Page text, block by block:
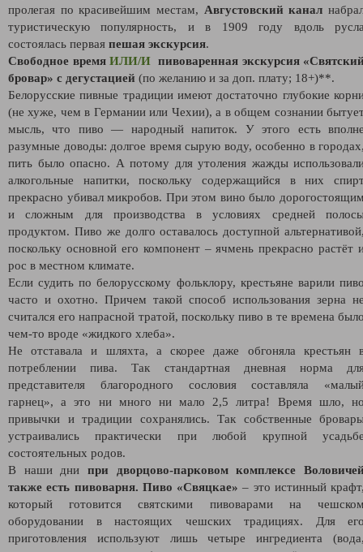
пролегая по красивейшим местам, Августовский канал
туристическую популярность, и в 1909 году вдоль
состоялась первая пешая экскурсия.
Свободное время ИЛИ/И пивоваренная экскурсия
бровар» с дегустацией (по желанию и за доп. плату; 18+)**.
Белорусские пивные традиции имеют достаточно глубокие
(не хуже, чем в Германии или Чехии), а в общем сознании
мысль, что пиво — народный напиток. У этого есть
разумные доводы: долгое время сырую воду, особенно в
пить было опасно. А потому для утоления жажды
алкогольные напитки, поскольку содержащийся в них
прекрасно убивал микробов. При этом вино было
и сложным для производства в условиях средней
продуктом. Пиво же долго оставалось доступной
поскольку основной его компонент – ячмень прекрасно растёт
рос в местном климате.
Если судить по белорусскому фольклору, крестьяне варили
часто и охотно. Причем такой способ использования зерна
считался его напрасной тратой, поскольку пиво в те времена
чем-то вроде «жидкого хлеба».
Не отставала и шляхта, а скорее даже обгоняла крестьян
потреблении пива. Так стандартная дневная норма
представителя благородного сословия составляла
гарнец», а это ни много ни мало 2,5 литра! Время шло,
привычки и традиции сохранялись. Так собственные
устраивались практически при любой крупной
состоятельных родов.
В наши дни при дворцово-парковом комплексе
также есть пивоварня. Пиво «Свяцкае» – это истинный
который готовится святскими пивоварами на
оборудовании в настоящих чешских традициях. Для
приготовления используют лишь четыре ингредиента